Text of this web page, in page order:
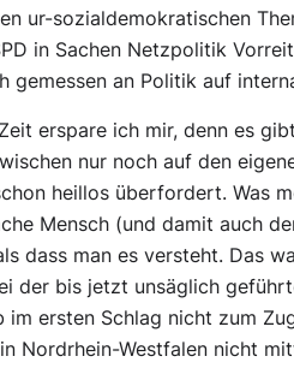
ur-sozialdemokratischen
in Sachen Netzpolitik
gemessen an Politik auf
erspare ich mir, denn es
nur noch auf den
heillos überfordert. Was
Mensch (und damit auch
dass man es versteht. Das
der bis jetzt unsäglich
im ersten Schlag nicht zum
Nordrhein-Westfalen nicht